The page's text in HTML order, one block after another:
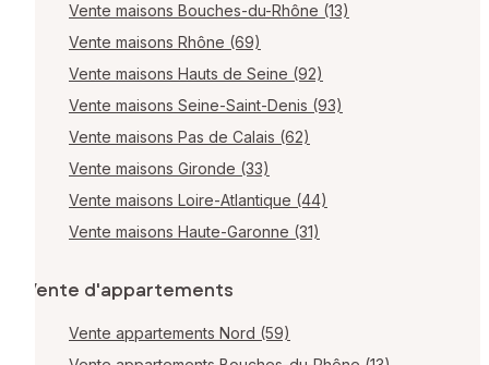
Vente maisons Bouches-du-Rhône (13)
Vente maisons Rhône (69)
Vente maisons Hauts de Seine (92)
Vente maisons Seine-Saint-Denis (93)
Vente maisons Pas de Calais (62)
Vente maisons Gironde (33)
Vente maisons Loire-Atlantique (44)
Vente maisons Haute-Garonne (31)
Vente d'appartements
Vente appartements Nord (59)